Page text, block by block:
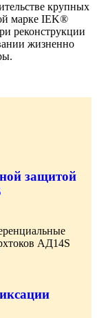
крупных
марке IEK®
реконструкции
жизненно
защитой
АД14S